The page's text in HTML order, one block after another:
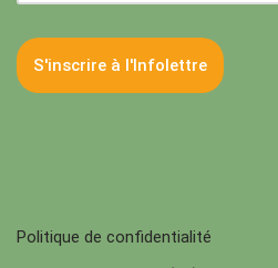
Politique de confidentialité